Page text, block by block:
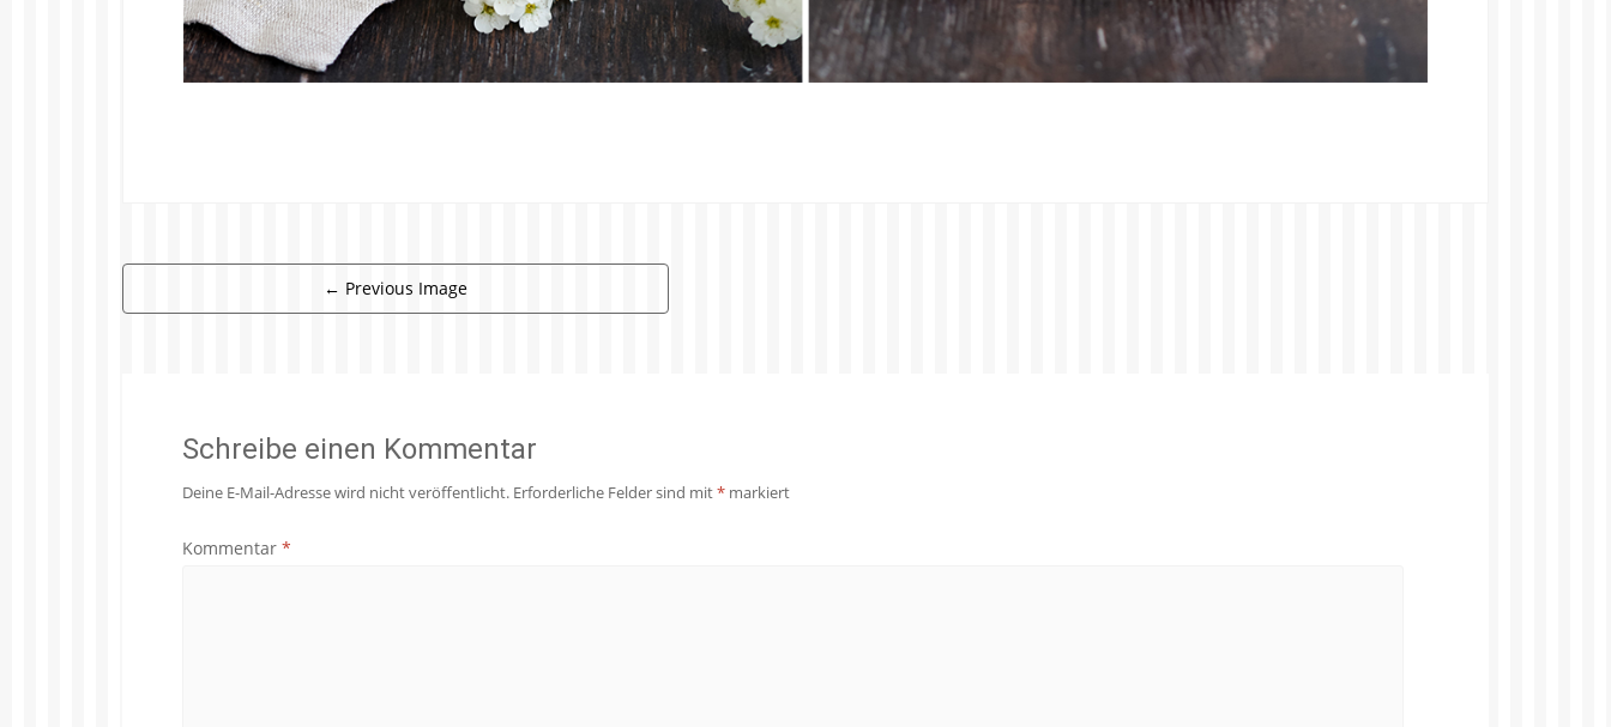
← Previous Image
Schreibe einen Kommentar
Deine E-Mail-Adresse wird nicht veröffentlicht. Erforderliche Felder sind mit* markiert
Kommentar *